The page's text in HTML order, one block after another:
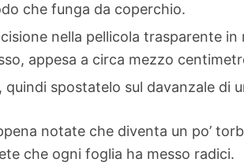
che funga da coperchio.
nella pellicola trasparente
appesa a circa mezzo
quindi spostatelo sul davanzale di
notate che diventa un po’
che ogni foglia ha messo radici.